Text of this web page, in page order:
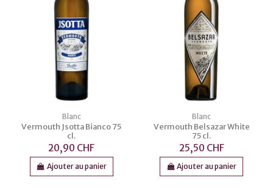
Blanc
Vermouth Jsotta Bianco 75
cl.
20,90 CHF
Ajouter au panier
Blanc
Vermouth Belsazar White
75 cl.
25,50 CHF
Ajouter au panier